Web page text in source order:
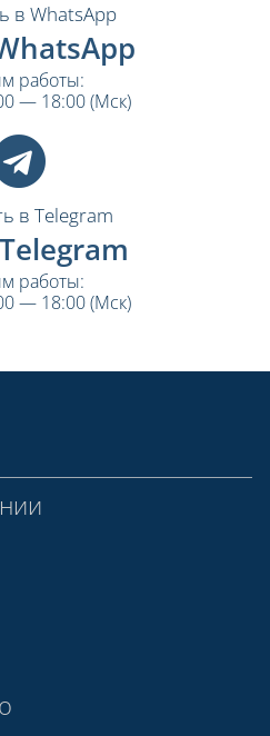
в WhatsApp
работы:
— 18:00 (Мск)
в Telegram
работы:
— 18:00 (Мск)